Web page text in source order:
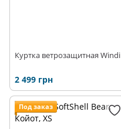
Куртка ветрозащитная Windi
2 499 грн
Под заказ